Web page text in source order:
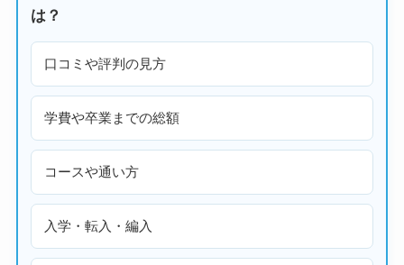
は？
口コミや評判の見方
学費や卒業までの総額
コースや通い方
入学・転入・編入